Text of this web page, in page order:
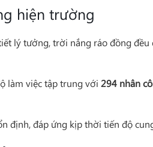
hiện trường
lý tưởng, trời nắng ráo đồng
làm việc tập trung với 294 nhân
định, đáp ứng kịp thời tiến độ